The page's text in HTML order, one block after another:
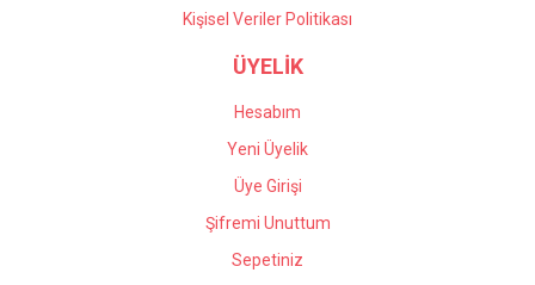
Kişisel Veriler Politikası
ÜYELİK
Hesabım
Yeni Üyelik
Üye Girişi
Şifremi Unuttum
Sepetiniz